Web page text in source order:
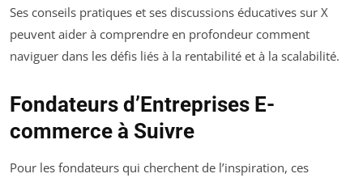
Ses conseils pratiques et ses discussions éducatives sur X
peuvent aider à comprendre en profondeur comment
naviguer dans les défis liés à la rentabilité et à la scalabilité.
Fondateurs d’Entreprises E-
commerce à Suivre
Pour les fondateurs qui cherchent de l’inspiration, ces